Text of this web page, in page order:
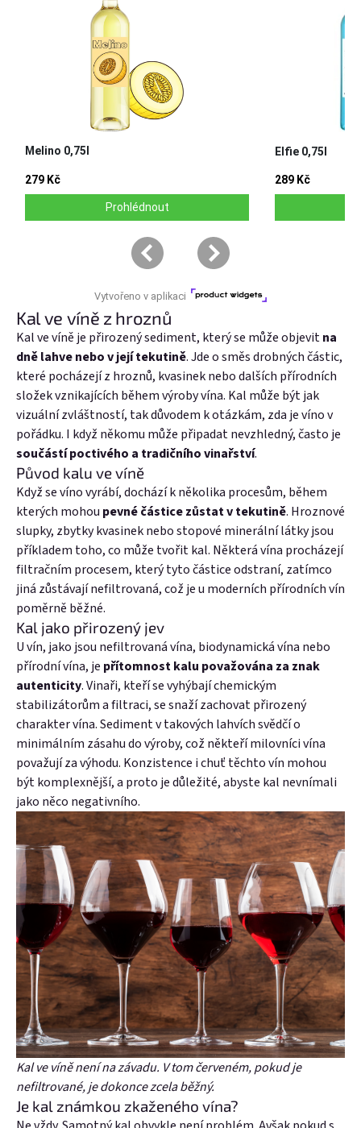
Kal ve víně z hroznů
Kal ve víně je přirozený sediment, který se může objevitna
dně lahve nebo v její tekutině. Jde o směs drobných částic,
které pocházejí z hroznů, kvasinek nebo dalších přírodních
složek vznikajících během výroby vína. Kal může být jak
vizuální zvláštností, tak důvodem k otázkám, zda je víno v
pořádku. I když někomu může připadat nevzhledný, často je
součástí poctivého a tradičního vinařství.
Původ kalu ve víně
Když se víno vyrábí, dochází k několika procesům, během
kterých mohou pevné částice zůstat v tekutině. Hroznové
slupky, zbytky kvasinek nebo stopové minerální látky jsou
příkladem toho, co může tvořit kal. Některá vína procházejí
filtračním procesem, který tyto částice odstraní, zatímco
jiná zůstávají nefiltrovaná, což je u moderních přírodních vín
poměrně běžné.
Kal jako přirozený jev
U vín, jako jsou nefiltrovaná vína, biodynamická vína nebo
přírodní vína, je přítomnost kalu považována za znak
autenticity. Vinaři, kteří se vyhýbají chemickým
stabilizátorům a filtraci, se snaží zachovat přirozený
charakter vína. Sediment v takových lahvích svědčí o
minimálním zásahu do výroby, což někteří milovníci vína
považují za výhodu. Konzistence i chuť těchto vín mohou
být komplexnější, a proto je důležité, abyste kal nevnímali
jako něco negativního.
Kal ve víně není na závadu. V tom červeném, pokud je
nefiltrované, je dokonce zcela běžný.
Je kal známkou zkaženého vína?